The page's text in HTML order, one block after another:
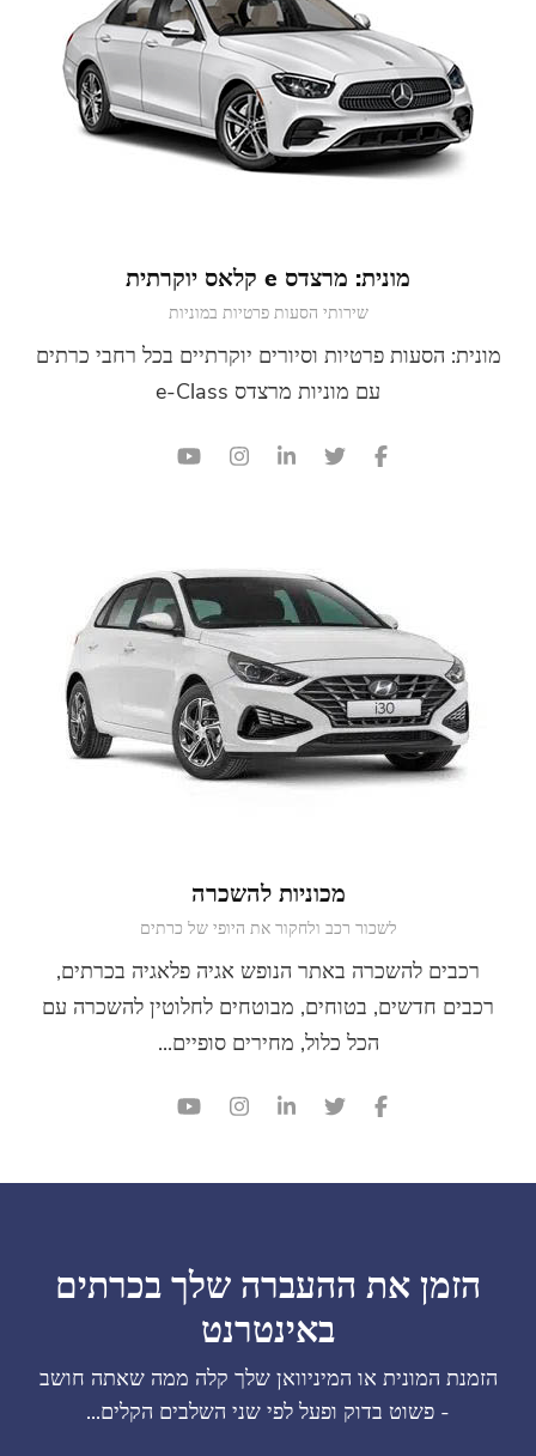
מונית: מרצדס e קלאס יוקרתית
שירותי הסעות פרטיות במוניות
פרטיות וסיורים יוקרתיים בכל רחבי כרתים
עם מוניות מרצדס e-Class
מכוניות להשכרה
לשכור רכב ולחקור את היופי של כרתים
להשכרה באתר הנופש אגיה פלאגיה בכרתים,
בטוחים, מבוטחים לחלוטין להשכרה עם
הכל כלול, מחירים סופיים...
את ההעברה שלך בכרתים
באינטרנט
או המיניוואן שלך קלה ממה שאתה חושב
בדוק ופעל לפי שני השלבים הקלים...